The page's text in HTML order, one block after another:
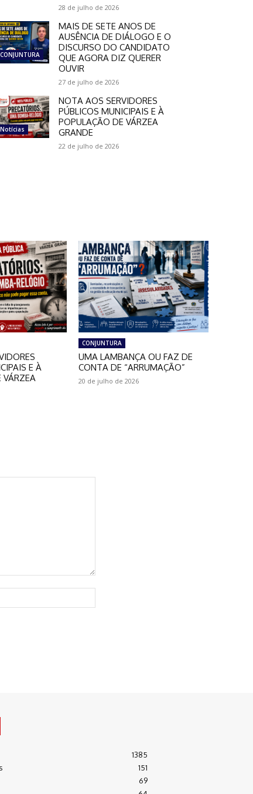
28 de julho de 2026
CONJUNTURA
MAIS DE SETE ANOS DE
AUSÊNCIA DE DIÁLOGO E O
DISCURSO DO CANDIDATO
QUE AGORA DIZ QUERER
OUVIR
27 de julho de 2026
Notícias
NOTA AOS SERVIDORES
PÚBLICOS MUNICIPAIS E À
POPULAÇÃO DE VÁRZEA
GRANDE
22 de julho de 2026
E À
VÁRZEA
CONJUNTURA
UMA LAMBANÇA OU FAZ DE
CONTA DE “ARRUMAÇÃO”
20 de julho de 2026
1385
151
69